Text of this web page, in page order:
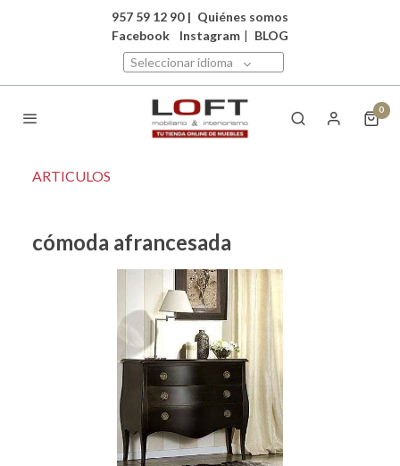
957 59 12 90 | Quiénes somos
Facebook
Instagram | BLOG
Seleccionar idioma
0
ARTICULOS
cómoda afrancesada